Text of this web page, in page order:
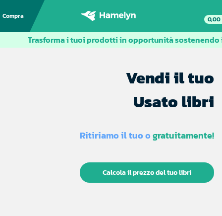
Compra 0,00
Trasforma i tuoi prodotti in opportunità
Vendi il tuo
Usato libri
Ritiriamo il tuo ogratuitamente!
Calcola il prezzo del tuo libri